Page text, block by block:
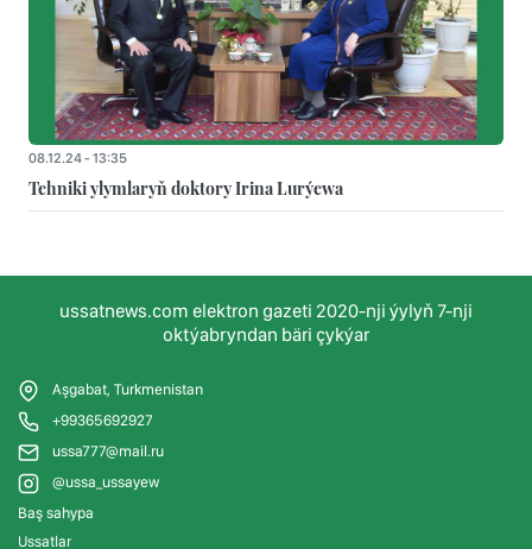
08.12.24 - 13:35
Tehniki ylymlaryň doktory Irina Lurýewa
ussatnews.com elektron gazeti 2020-nji ýylyň 7-nji
oktýabryndan bäri çykýar
Aşgabat, Turkmenistan
+99365692927
ussa777@mail.ru
@ussa_ussayew
Baş sahypa
Ussatlar